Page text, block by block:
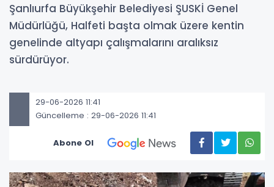
Şanlıurfa Büyükşehir Belediyesi ŞUSKİ Genel
Müdürlüğü, Halfeti başta olmak üzere kentin
genelinde altyapı çalışmalarını aralıksız
sürdürüyor.
29-06-2026 11:41
Güncelleme : 29-06-2026 11:41
Abone Ol